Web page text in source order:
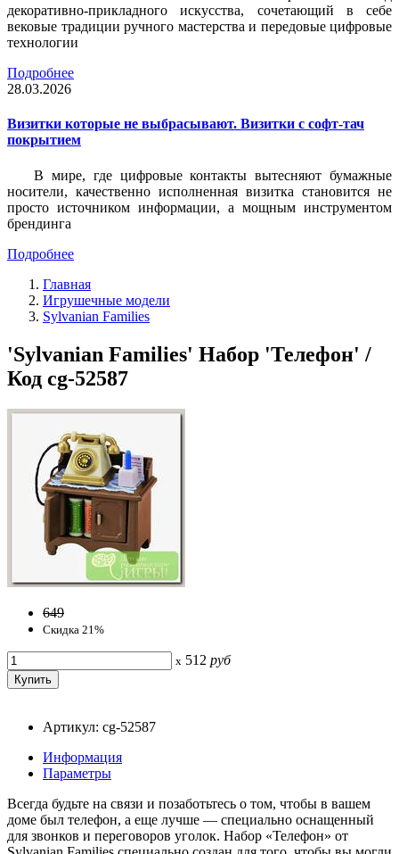
декоративно-прикладного искусства, сочетающий в себе
вековые традиции ручного мастерства и передовые цифровые
технологии
Подробнее
28.03.2026
Визитки которые не выбрасывают. Визитки с софт-тач
покрытием
В мире, где цифровые контакты вытесняют бумажные
носители, качественно исполненная визитка становится не
просто источником информации, а мощным инструментом
брендинга
Подробнее
Главная
Игрушечные модели
Sylvanian Families
'Sylvanian Families' Набор 'Телефон' /
Код cg-52587
649
Скидка 21%
x 512 руб
Артикул: cg-52587
Информация
Параметры
Всегда будьте на связи и позаботьтесь о том, чтобы в вашем
доме был телефон, а еще лучше — специально оснащенный
для звонков и переговоров уголок. Набор «Телефон» от